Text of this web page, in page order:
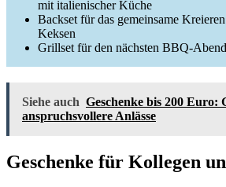
mit italienischer Küche
Backset für das gemeinsame
Keksen
Grillset für den nächsten BBQ-
Siehe auch Geschenke bis 200 Euro:
anspruchsvollere Anlässe
Geschenke für Kollegen